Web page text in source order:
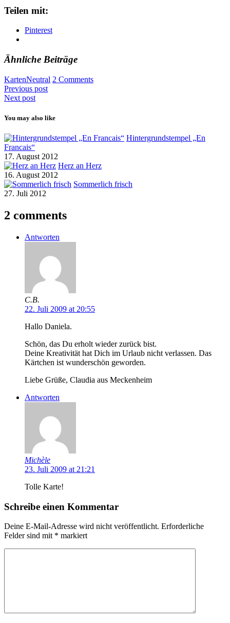
Teilen mit:
Pinterest
Ähnliche Beiträge
KartenNeutral 2 Comments
Previous post
Next post
You may also like
Hintergrundstempel „En
Francais“
17. August 2012
Herz an Herz
16. August 2012
Sommerlich frisch
27. Juli 2012
2 comments
Antworten
C.B.
22. Juli 2009 at 20:55
Hallo Daniela.
Schön, das Du erholt wieder zurück bist.
Deine Kreativität hat Dich im Urlaub nicht verlassen. Das
Kärtchen ist wunderschön geworden.
Liebe Grüße, Claudia aus Meckenheim
Antworten
Michèle
23. Juli 2009 at 21:21
Tolle Karte!
Schreibe einen Kommentar
Deine E-Mail-Adresse wird nicht veröffentlicht. Erforderliche
Felder sind mit * markiert